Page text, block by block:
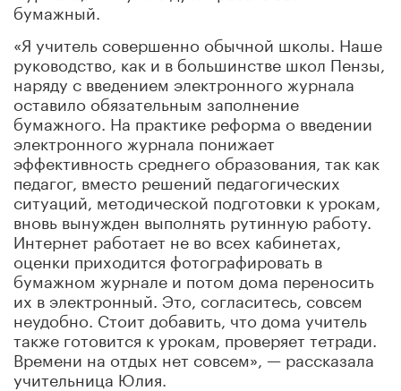
бумажный.
«Я учитель совершенно обычной школы. Наше
руководство, как и в большинстве школ Пензы,
наряду с введением электронного журнала
оставило обязательным заполнение
бумажного. На практике реформа о введении
электронного журнала понижает
эффективность среднего образования, так как
педагог, вместо решений педагогических
ситуаций, методической подготовки к урокам,
вновь вынужден выполнять рутинную работу.
Интернет работает не во всех кабинетах,
оценки приходится фотографировать в
бумажном журнале и потом дома переносить
их в электронный. Это, согласитесь, совсем
неудобно. Стоит добавить, что дома учитель
также готовится к урокам, проверяет тетради.
Времени на отдых нет совсем», — рассказала
учительница Юлия.